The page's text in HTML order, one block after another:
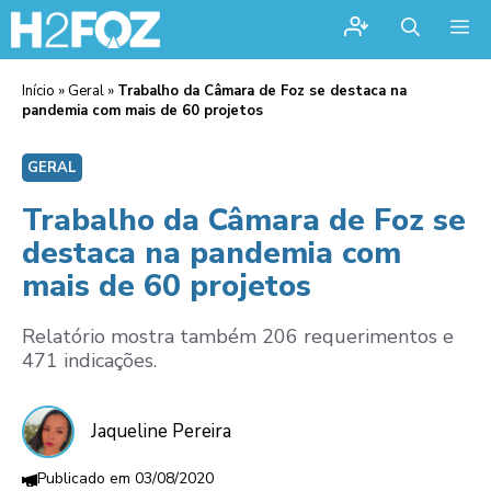
Início » Geral » Trabalho da Câmara de Foz se destaca na
pandemia com mais de 60 projetos
GERAL
Trabalho da Câmara de Foz se
destaca na pandemia com
mais de 60 projetos
Relatório mostra também 206 requerimentos e
471 indicações.
Jaqueline Pereira
03/08/2020